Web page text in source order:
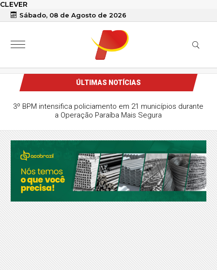
CLEVER
Sábado, 08 de Agosto de 2026
ÚLTIMAS NOTÍCIAS
3º BPM intensifica policiamento em 21 municípios durante
a Operação Paraíba Mais Segura